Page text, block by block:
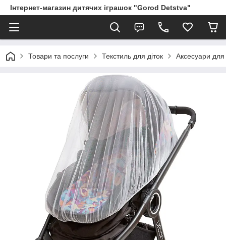
Інтернет-магазин дитячих іграшок "Gorod Detstva"
Товари та послуги Текстиль для діток Аксесуари для